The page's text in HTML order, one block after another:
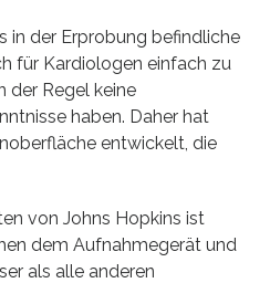
in der Erprobung befindliche
für Kardiologen einfach zu
der Regel keine
haben. Daher hat
entwickelt, die
von Johns Hopkins ist
dem Aufnahmegerät und
als alle anderen